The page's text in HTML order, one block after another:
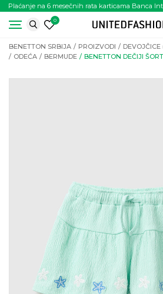
Plaćanje na 6 mesečnih rata karticama Banca
0
BENETTON SRBIJA PROIZVODI
ODEĆA
BERMUDE BENETTON DEČIJI